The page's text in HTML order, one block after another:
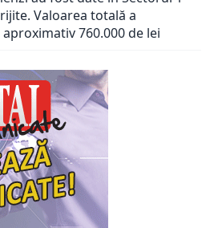
Valoarea totală a
760.000 de lei